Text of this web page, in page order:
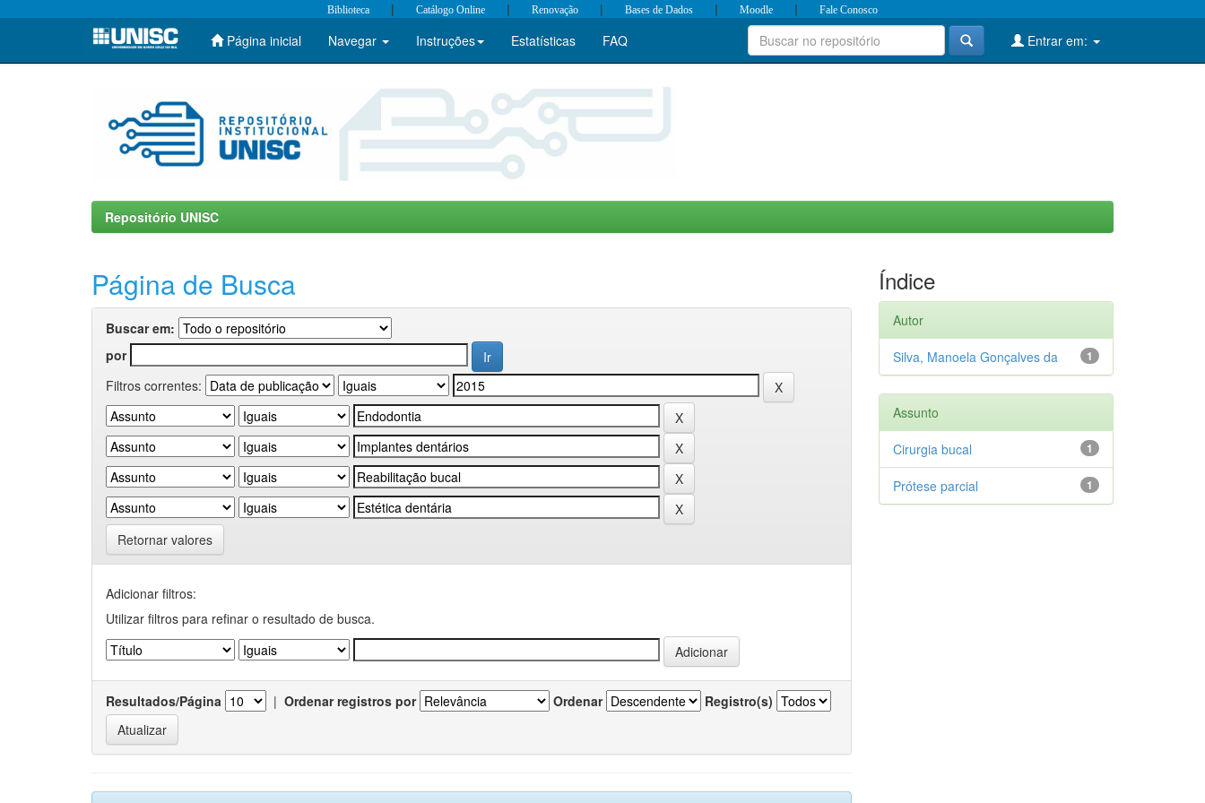
Skip
Biblioteca | Catálogo Online | Renovação | Bases de Dados | Moodle | Fale Conosco
Página inicial Navegar Instruções Estatísticas FAQ Entrar em:
Repositório UNISC
Página de Busca
Buscar em:
por
Filtros correntes:
Retornar valores
Adicionar filtros:
Utilizar filtros para refinar o resultado de busca.
Resultados/Página | Ordenar registros por Ordenar Registro(s)
Índice
Autor
1
Silva, Manoela Gonçalves da
Assunto
1
Cirurgia bucal
1
Prótese parcial